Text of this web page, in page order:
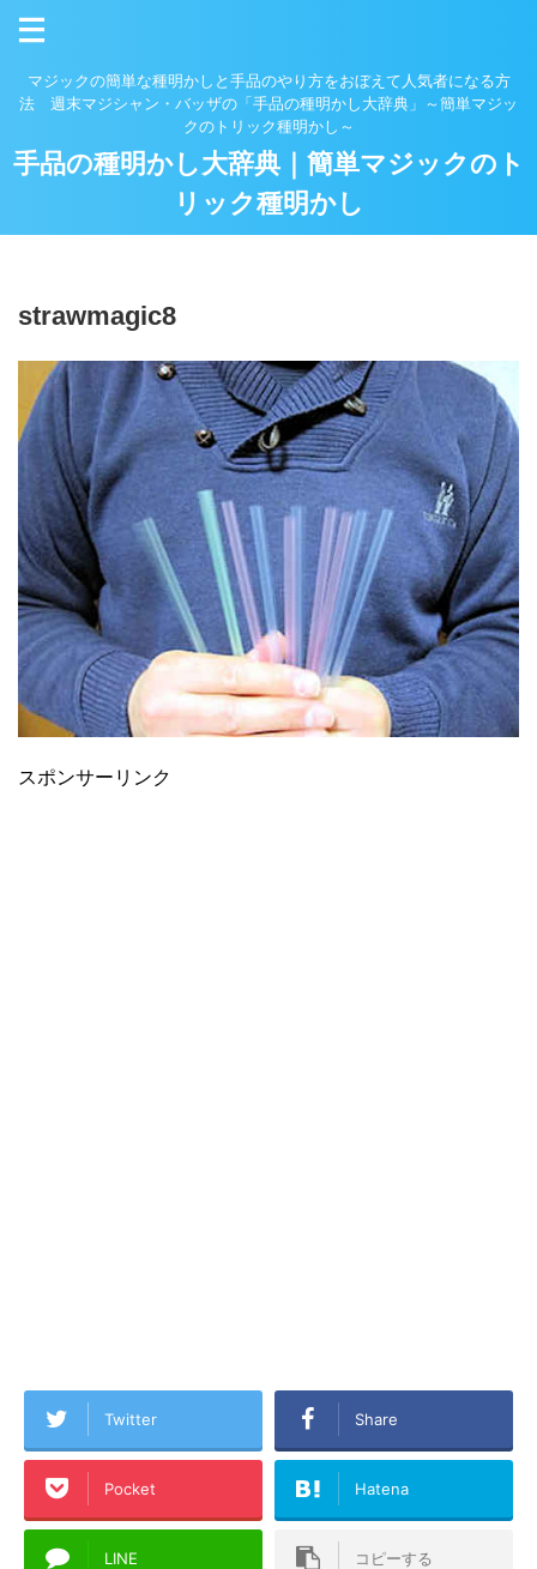
マジックの簡単な種明かしと手品のやり方をおぼえて人気者になる方
法 週末マジシャン・バッザの「手品の種明かし大辞典」～簡単マジッ
クのトリック種明かし～
手品の種明かし大辞典｜簡単マジックのト
リック種明かし
strawmagic8
スポンサーリンク
Twitter Share
Pocket Hatena
LINE コピーする